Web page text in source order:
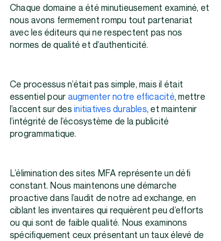
Chaque domaine a été minutieusement examiné, et
nous avons fermement rompu tout partenariat
avec les éditeurs qui ne respectent pas nos
normes de qualité et d’authenticité.
Ce processus n’était pas simple, mais il était
essentiel pour augmenter notre efficacité, mettre
l’accent sur desinitiatives durables, et maintenir
l’intégrité de l’écosystème de la publicité
programmatique.
L’élimination des sites MFA représente un défi
constant. Nous maintenons une démarche
proactive dans l’audit de notre ad exchange, en
ciblant les inventaires qui requièrent peu d’efforts
ou qui sont de faible qualité. Nous examinons
spécifiquement ceux présentant un taux élevé de